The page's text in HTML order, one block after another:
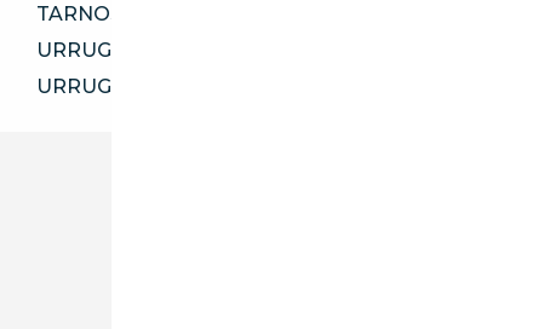
TARNOS 40220
URRUGNE 64122
URRUGNE 64700